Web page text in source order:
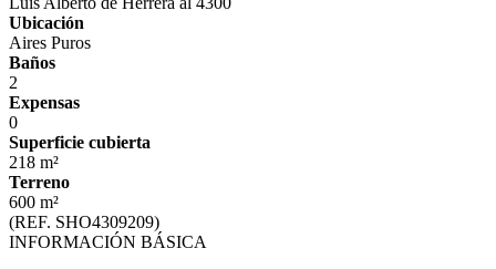
Ubicación
Aires Puros
Baños
2
Expensas
0
Superficie cubierta
218 m²
Terreno
600 m²
(REF. SHO4309209)
INFORMACIÓN BÁSICA